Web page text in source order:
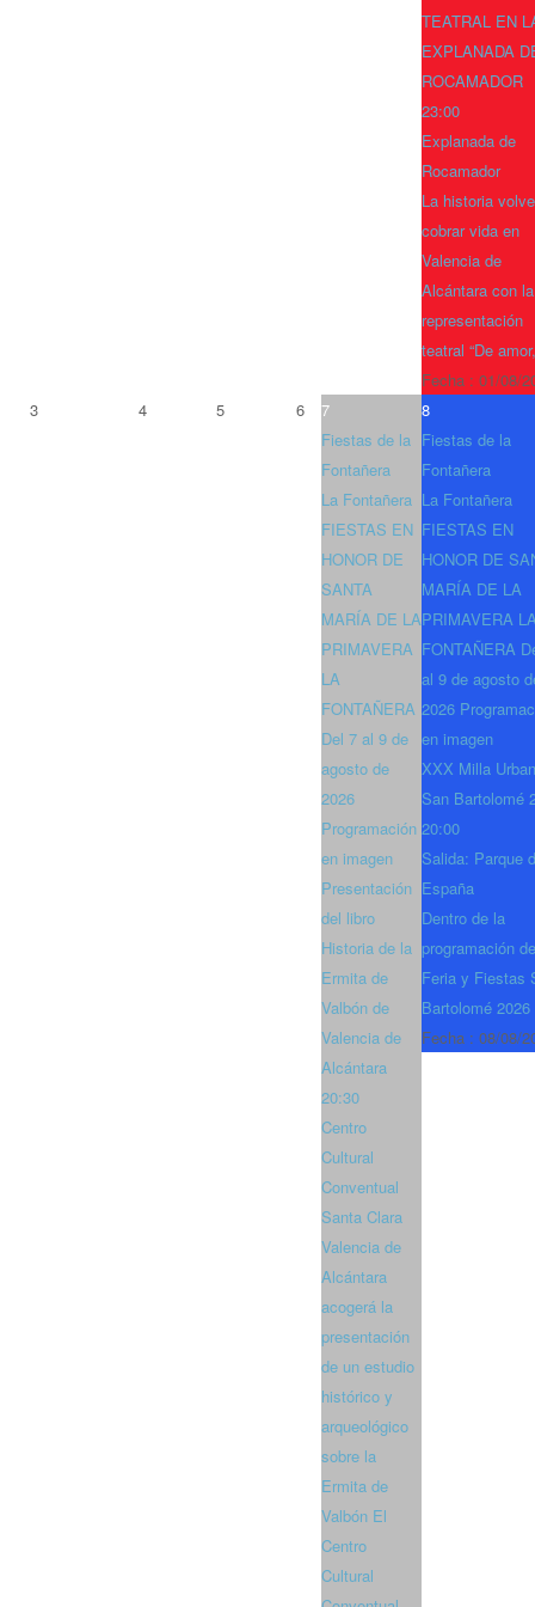
TEATRAL EN
EXPLANADA
ROCAMADOR
23:00
Explanada de
Rocamador
La historia
cobrar vida en
Valencia de
Alcántara con la
representación
teatral “De amor,
Fecha : 01/08/
3
4 5 6
7
Fiestas de la
Fontañera
La Fontañera
FIESTAS EN
HONOR DE
SANTA
MARÍA DE LA
PRIMAVERA
LA
FONTAÑERA
Del 7 al 9 de
agosto de
2026
Programación
en imagen
Presentación
del libro
Historia de la
Ermita de
Valbón de
Valencia de
Alcántara
20:30
Centro
Cultural
Conventual
Santa Clara
Valencia de
Alcántara
acogerá la
presentación
de un estudio
histórico y
arqueológico
sobre la
Ermita de
Valbón El
Centro
Cultural
8
Fiestas de la
Fontañera
La Fontañera
FIESTAS EN
HONOR DE
MARÍA DE LA
PRIMAVERA
FONTAÑERA
al 9 de agosto
2026
en imagen
XXX Milla
San Bartolomé
20:00
Salida: Parque
España
Dentro de la
programación
Feria y Fiestas
Bartolomé 2026
Fecha : 08/08/